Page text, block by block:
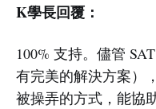
K學長回覆：
100% 支持。儘管
有完美的解決方案）
被操弄的方式，能協